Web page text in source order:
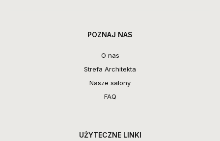
POZNAJ NAS
O nas
Strefa Architekta
Nasze salony
FAQ
UŻYTECZNE LINKI